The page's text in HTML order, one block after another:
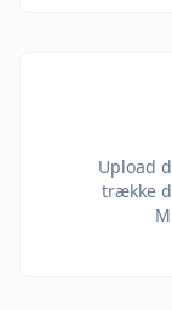
Upload
trække